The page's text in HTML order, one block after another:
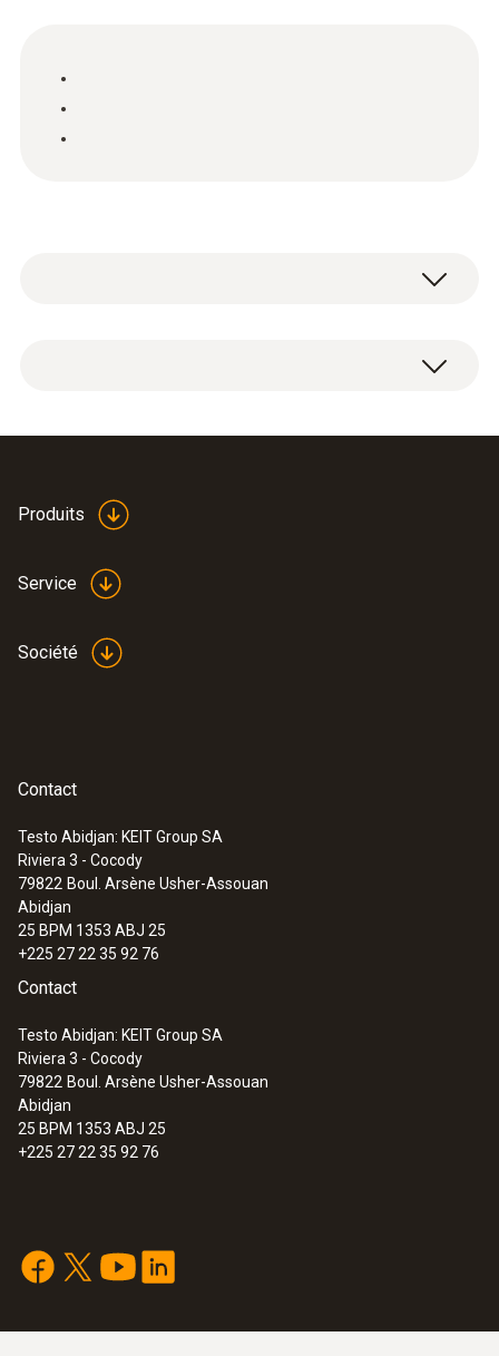
Dimensions
270 X 90 X 65 mm
Température de service
240 x 320 pixels
Fonctions d’affichage
Ecran rétro-éclairé
Alimentation en courant
Accus 3.7 V / 2.6 Ah; Bloc secteur 6 V / 1.2 A
Mémoire maximum
500 000 valeurs
-20 à +50 °C
Produits
Service
Société
Contact
Testo Abidjan: KEIT Group SA
Riviera 3 - Cocody
79822 Boul. Arsène Usher-Assouan
Abidjan
25 BPM 1353 ABJ 25
+225 27 22 35 92 76
Contact
Testo Abidjan: KEIT Group SA
Riviera 3 - Cocody
79822 Boul. Arsène Usher-Assouan
Abidjan
25 BPM 1353 ABJ 25
+225 27 22 35 92 76